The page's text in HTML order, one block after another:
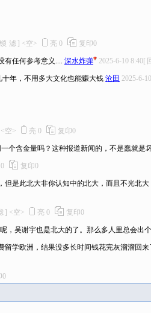
锁 滤 ] <空> 亮 0 复印0
有任何参考意义.... 深水炸弹 2025-6-10 8:40[
年，不用多大文化也能赚大钱 沧田 2025-6-
<空> 亮 0 复印0
含金量吗？这种报道新闻的，不是蠢就是
0 复印0
是此北大非你认知中的北大，而且不光北大
] <空> 亮 0 复印0
吴谢宇也是北大的了。那么多人里总会出个
学欧洲，结果没多长时间钱花完灰溜溜
0